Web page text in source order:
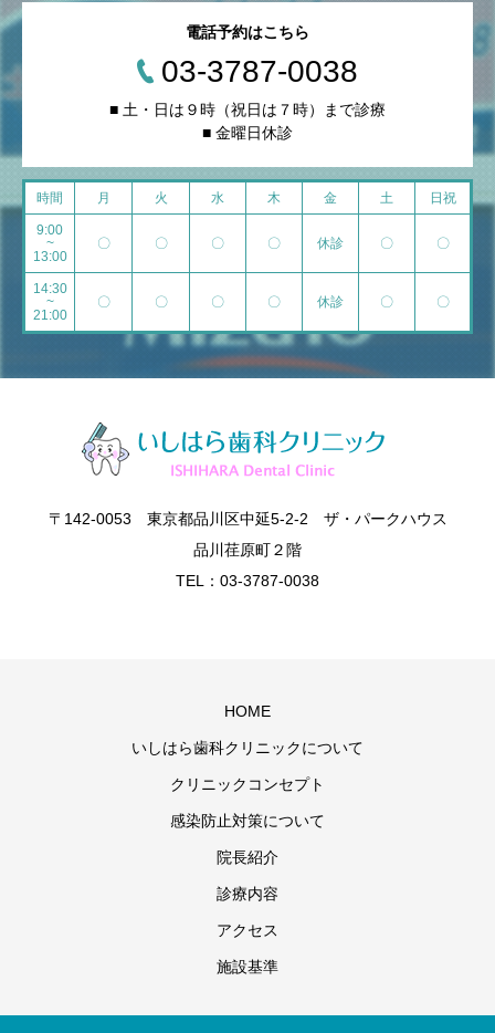
電話予約はこちら
03-3787-0038
■ 土・日は９時（祝日は７時）まで診療
■ 金曜日休診
時間 月 火 水 木 金 土 日祝
9:00
~
13:00
〇 〇 〇 〇 休診 〇 〇
14:30
~
21:00
〇 〇 〇 〇 休診 〇 〇
〒142-0053 東京都品川区中延5-2-2 ザ・パークハウス
品川荏原町２階
TEL：03-3787-0038
HOME
いしはら歯科クリニックについて
クリニックコンセプト
感染防止対策について
院長紹介
診療内容
アクセス
施設基準